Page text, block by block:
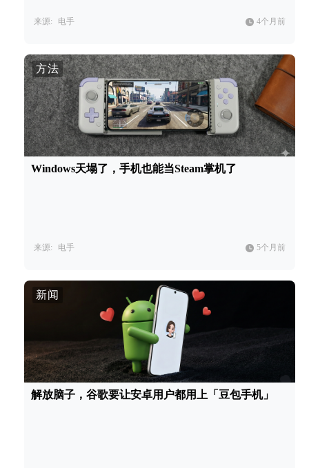
来源: 电手 4个月前
方法
Windows天塌了，手机也能当Steam掌机了
来源: 电手 5个月前
新闻
解放脑子，谷歌要让安卓用户都用上「豆包手机」